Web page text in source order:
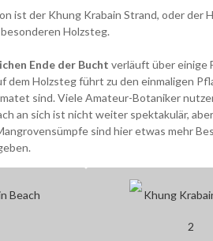
ist der Khung Krabain Strand, oder der
Holzsteg.
Ende der Bucht verläuft über einige
dem Holzsteg führt zu den einmaligen
sind. Viele Amateur-Botaniker
an sich ist nicht weiter spektakulär,
sind hier etwas mehr